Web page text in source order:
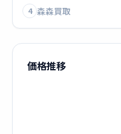
4 森森買取
価格推移